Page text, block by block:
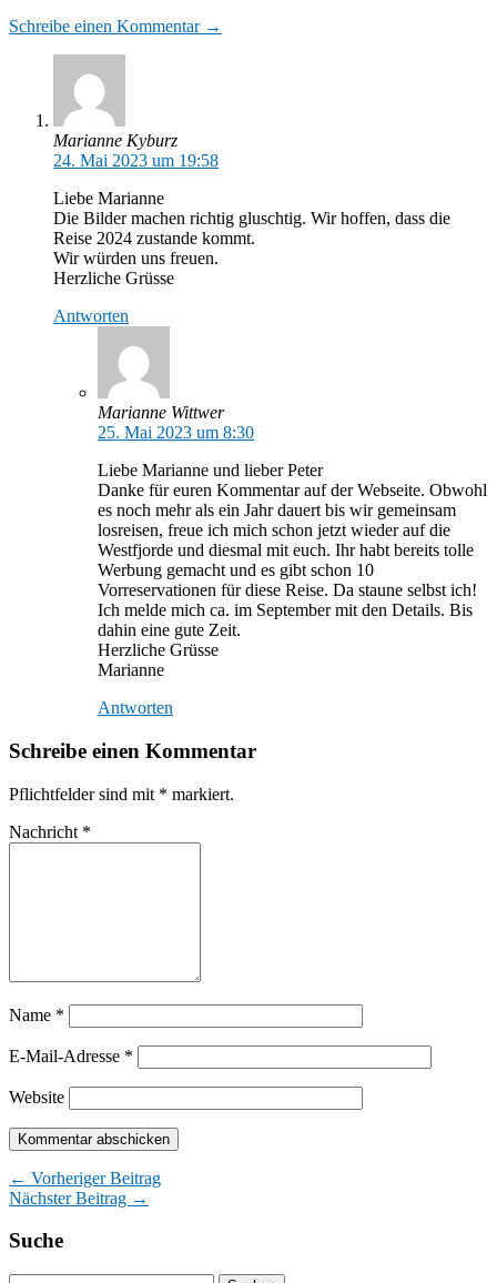
Schreibe einen Kommentar →
Marianne Kyburz
24. Mai 2023 um 19:58
Liebe Marianne
Die Bilder machen richtig gluschtig. Wir hoffen, dass die
Reise 2024 zustande kommt.
Wir würden uns freuen.
Herzliche Grüsse
Antworten
Marianne Wittwer
25. Mai 2023 um 8:30
Liebe Marianne und lieber Peter
Danke für euren Kommentar auf der Webseite. Obwohl
es noch mehr als ein Jahr dauert bis wir gemeinsam
losreisen, freue ich mich schon jetzt wieder auf die
Westfjorde und diesmal mit euch. Ihr habt bereits tolle
Werbung gemacht und es gibt schon 10
Vorreservationen für diese Reise. Da staune selbst ich!
Ich melde mich ca. im September mit den Details. Bis
dahin eine gute Zeit.
Herzliche Grüsse
Marianne
Antworten
Schreibe einen Kommentar
Pflichtfelder sind mit * markiert.
Nachricht *
Name *
E-Mail-Adresse *
Website
← Vorheriger Beitrag
Nächster Beitrag →
Suche